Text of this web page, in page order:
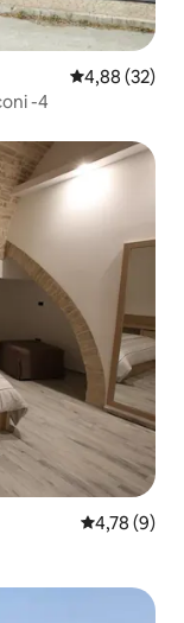
4,88 de uma
4,88 (32)
-4
4,78 de
4,78 (9)